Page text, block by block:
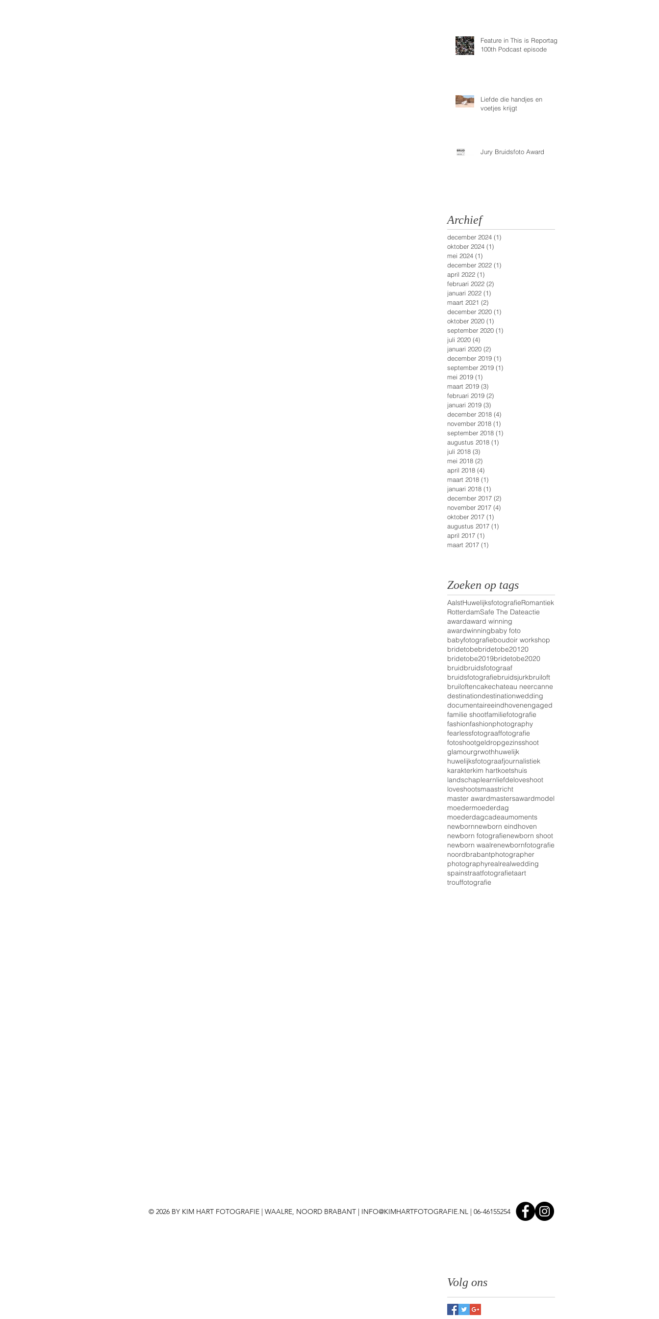
Feature in This is Reportage
100th Podcast episode
Liefde die handjes en
voetjes krijgt
Jury Bruidsfoto Award
Archief
december 2024 (1)
oktober 2024 (1)
mei 2024 (1)
december 2022 (1)
april 2022 (1)
februari 2022 (2)
januari 2022 (1)
maart 2021 (2)
december 2020 (1)
oktober 2020 (1)
september 2020 (1)
juli 2020 (4)
januari 2020 (2)
december 2019 (1)
september 2019 (1)
mei 2019 (1)
maart 2019 (3)
februari 2019 (2)
januari 2019 (3)
december 2018 (4)
november 2018 (1)
september 2018 (1)
augustus 2018 (1)
juli 2018 (3)
mei 2018 (2)
april 2018 (4)
maart 2018 (1)
januari 2018 (1)
december 2017 (2)
november 2017 (4)
oktober 2017 (1)
augustus 2017 (1)
april 2017 (1)
maart 2017 (1)
Zoeken op tags
AalstHuwelijksfotografieRomantiek
RotterdamSafe The Dateactie
awardaward winning
awardwinningbaby foto
babyfotografieboudoir workshop
bridetobebridetobe20120
bridetobe2019bridetobe2020
bruidbruidsfotograaf
bruidsfotografiebruidsjurkbruiloft
bruiloftencakechateau neercanne
destinationdestinationwedding
documentaireeindhovenengaged
familie shootfamiliefotografie
fashionfashionphotography
fearlessfotograaffotografie
fotoshootgeldropgezinsshoot
glamourgrwothhuwelijk
huwelijksfotograafjournalistiek
karakterkim hartkoetshuis
landschaplearnliefdeloveshoot
loveshootsmaastricht
master awardmastersawardmodel
moedermoederdag
moederdagcadeaumoments
newbornnewborn eindhoven
newborn fotografienewborn shoot
newborn waalrenewbornfotografie
noordbrabantphotographer
photographyrealrealwedding
spainstraatfotografietaart
trouffotografie
Volg ons
© 2026 BY KIM HART FOTOGRAFIE | WAALRE, NOORD BRABANT | INFO@KIMHARTFOTOGRAFIE.NL | 06-46155254